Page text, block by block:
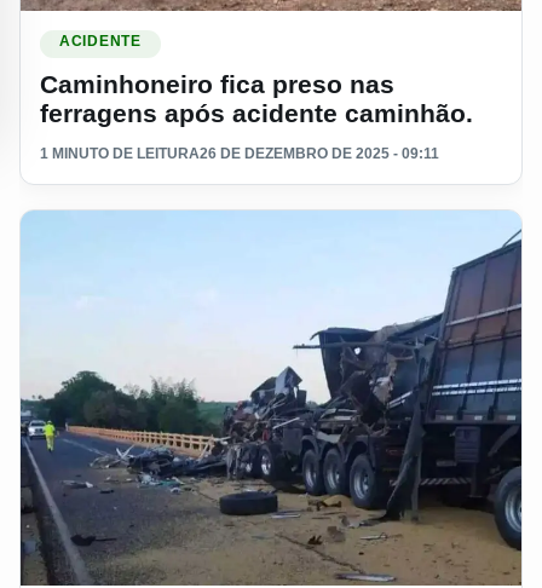
ACIDENTE
Caminhoneiro fica preso nas
ferragens após acidente caminhão.
1 MINUTO DE LEITURA26 DE DEZEMBRO DE 2025 - 09:11